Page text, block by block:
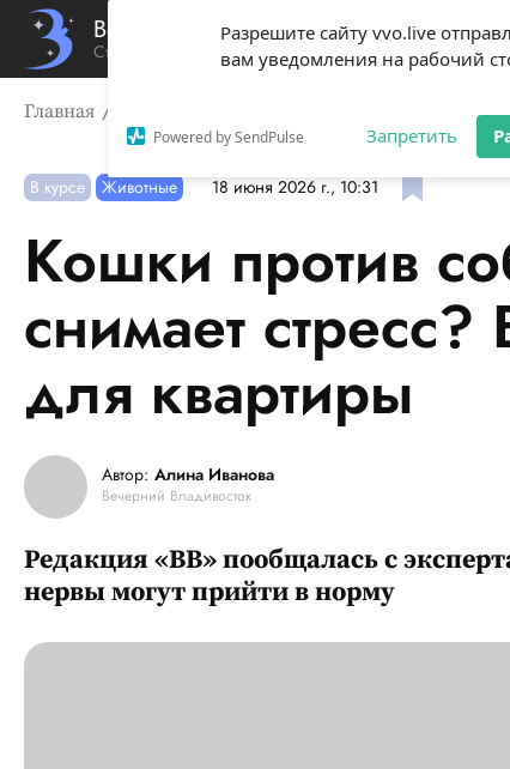
Разрешите сайту vvo.live
вам уведомления на рабочий
Powered by SendPulse Запретить
Вечерний Владивосток
Стиль жизни твоего города
Главная Кошки против собак: кто
В курсе Животные 18 июня 2026 г., 10:31
Кошки против
снимает
для квартиры
Автор: Алина Иванова
Вечерний Владивосток
Редакция «ВВ» пообщалась с
нервы могут прийти в норму